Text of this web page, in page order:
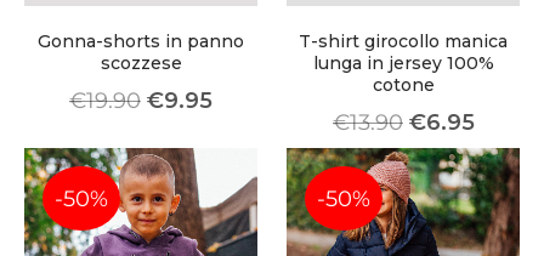
helps creatives like you get projects done
About Envato
Careers
Gonna-shorts in panno
scozzese
€19.90 €9.95
T-shirt girocollo manica
lunga in jersey 100%
cotone
€13.90 €6.95
-50% -50%